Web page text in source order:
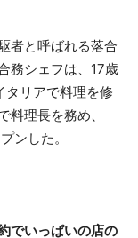
者と呼ばれる落合
務シェフは、17歳
リアで料理を修
理長を務め、
ンした。
約でいっぱいの店の